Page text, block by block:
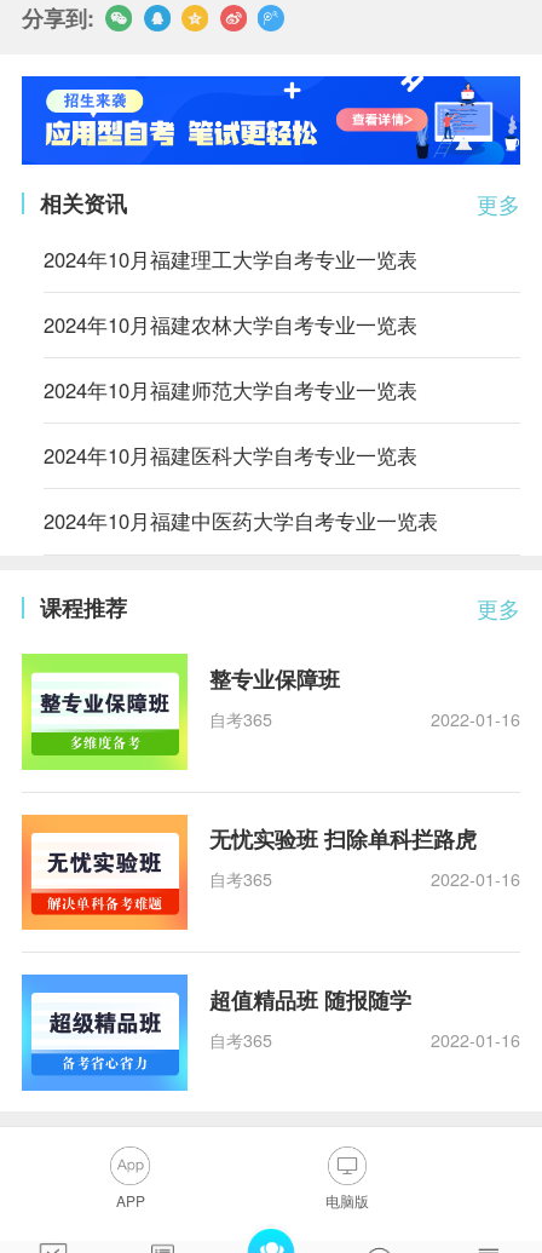
分享到:
更多
相关资讯
2024年10月福建理工大学自考专业一览表
2024年10月福建农林大学自考专业一览表
2024年10月福建师范大学自考专业一览表
2024年10月福建医科大学自考专业一览表
2024年10月福建中医药大学自考专业一览表
更多
课程推荐
整专业保障班
自考365 2022-01-16
无忧实验班 扫除单科拦路虎
自考365 2022-01-16
超值精品班 随报随学
自考365 2022-01-16
APP 电脑版